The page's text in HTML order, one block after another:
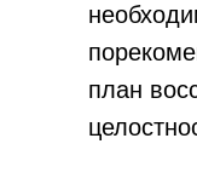
план